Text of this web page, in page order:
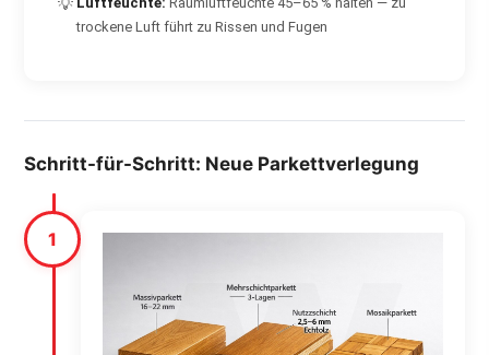
💡
trockene Luft führt zu Rissen und Fugen
Schritt-für-Schritt: Neue Parkettverlegung
1